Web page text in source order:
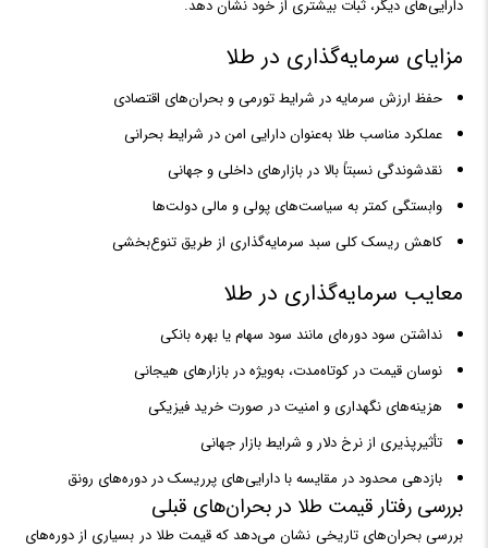
دارایی‌های دیگر، ثبات بیشتری از خود نشان دهد.
مزایای سرمایه‌گذاری در طلا
حفظ ارزش سرمایه در شرایط تورمی و بحران‌های اقتصادی
عملکرد مناسب طلا به‌عنوان دارایی امن در شرایط بحرانی
نقدشوندگی نسبتاً بالا در بازارهای داخلی و جهانی
وابستگی کمتر به سیاست‌های پولی و مالی دولت‌ها
کاهش ریسک کلی سبد سرمایه‌گذاری از طریق تنوع‌بخشی
معایب سرمایه‌گذاری در طلا
نداشتن سود دوره‌ای مانند سود سهام یا بهره بانکی
نوسان قیمت در کوتاه‌مدت، به‌ویژه در بازارهای هیجانی
هزینه‌های نگهداری و امنیت در صورت خرید فیزیکی
تأثیرپذیری از نرخ دلار و شرایط بازار جهانی
بازدهی محدود در مقایسه با دارایی‌های پرریسک در دوره‌های رونق
بررسی رفتار قیمت طلا در بحران‌های قبلی
بررسی بحران‌های تاریخی نشان می‌دهد که قیمت طلا در بسیاری از دوره‌های